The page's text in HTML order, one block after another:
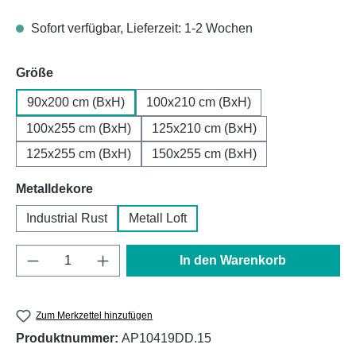
Sofort verfügbar, Lieferzeit: 1-2 Wochen
Größeauswählen
90x200 cm (BxH)
100x210 cm (BxH)
100x255 cm (BxH)
125x210 cm (BxH)
125x255 cm (BxH)
150x255 cm (BxH)
Metalldekoreauswählen
Industrial Rust Metall Loft
Produkt Anzahl: Gib den gewünschten
In den Warenkorb
Zum Merkzettel hinzufügen
Produktnummer: AP10419DD.15